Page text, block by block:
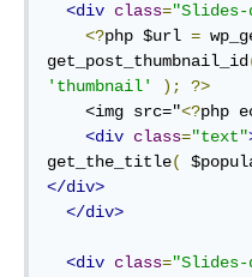
<div class="Slides-
<?php $url =
get_post_thumbnail_id
'thumbnail'
);
?>
    <img src="
<?php
<div class="text"
get_the_title(
</div>
</div>
<div class="Slides-